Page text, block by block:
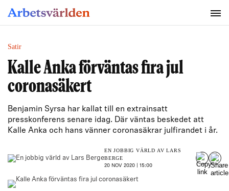
Satir
Kalle Anka förväntas fira jul
coronasäkert
Benjamin Syrsa har kallat till en extrainsatt
presskonferens senare idag. Där väntas beskedet att
Kalle Anka och hans vänner coronasäkrar julfirandet i år.
EN JOBBIG VÄRLD AV LARS
BERGE
20 NOV 2020 | 15:00